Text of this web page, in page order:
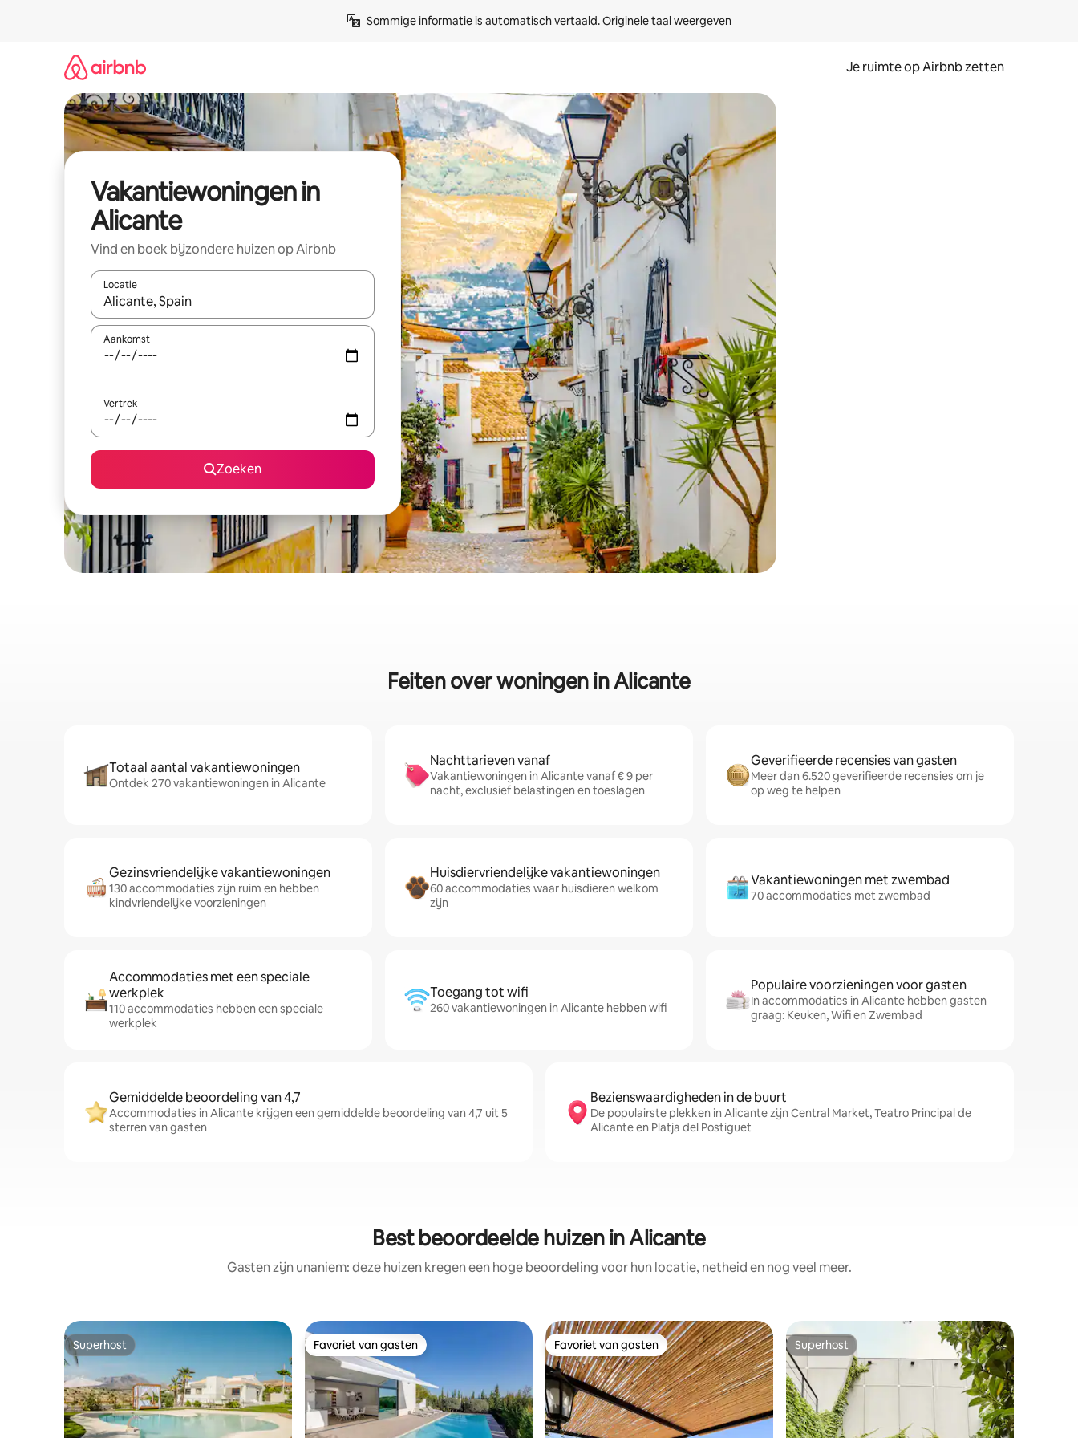
Sommige informatie is automatisch vertaald. Originele taal weergeven
Je ruimte op Airbnb zetten
Vakantiewoningen in
Alicante
Vind en boek bijzondere huizen op Airbnb
Locatie
Wanneer er suggesties beschikbaar zijn, maak je een keuze met je de pijltjestoetsen omhoog en omlaag, óf door te tikken of swipen.
Aankomst
Vertrek
Zoeken
Feiten over woningen in Alicante
Totaal aantal vakantiewoningen
Ontdek 270 vakantiewoningen in Alicante
Nachttarieven vanaf
Vakantiewoningen in Alicante vanaf € 9 per
nacht, exclusief belastingen en toeslagen
Geverifieerde recensies van gasten
Meer dan 6.520 geverifieerde recensies om je
op weg te helpen
Gezinsvriendelijke vakantiewoningen
130 accommodaties zijn ruim en hebben
kindvriendelijke voorzieningen
Huisdiervriendelijke vakantiewoningen
60 accommodaties waar huisdieren welkom
zijn
Vakantiewoningen met zwembad
70 accommodaties met zwembad
Accommodaties met een speciale
werkplek
110 accommodaties hebben een speciale
werkplek
Toegang tot wifi
260 vakantiewoningen in Alicante hebben wifi
Populaire voorzieningen voor gasten
In accommodaties in Alicante hebben gasten
graag: Keuken, Wifi en Zwembad
Gemiddelde beoordeling van 4,7
Accommodaties in Alicante krijgen een gemiddelde beoordeling van 4,7 uit 5
sterren van gasten
Bezienswaardigheden in de buurt
De populairste plekken in Alicante zijn Central Market, Teatro Principal de
Alicante en Platja del Postiguet
Best beoordeelde huizen in Alicante
Gasten zijn unaniem: deze huizen kregen een hoge beoordeling voor hun locatie, netheid en nog veel meer.
Superhost
Superhost Favoriet van gasten
Favoriet van gasten Favoriet van gasten
Favoriet van gasten Superhost
Superhost